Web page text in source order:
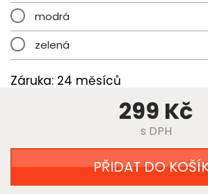
modrá
zelená
Záruka: 24 měsíců
299 Kč
s DPH
PŘIDAT DO